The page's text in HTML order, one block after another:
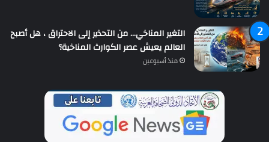
التغير المناخي… من التحذير إلى الاحتراق ، هل أصبح
العالم يعيش عصر الكوارث المناخية؟
منذ أسبوعين